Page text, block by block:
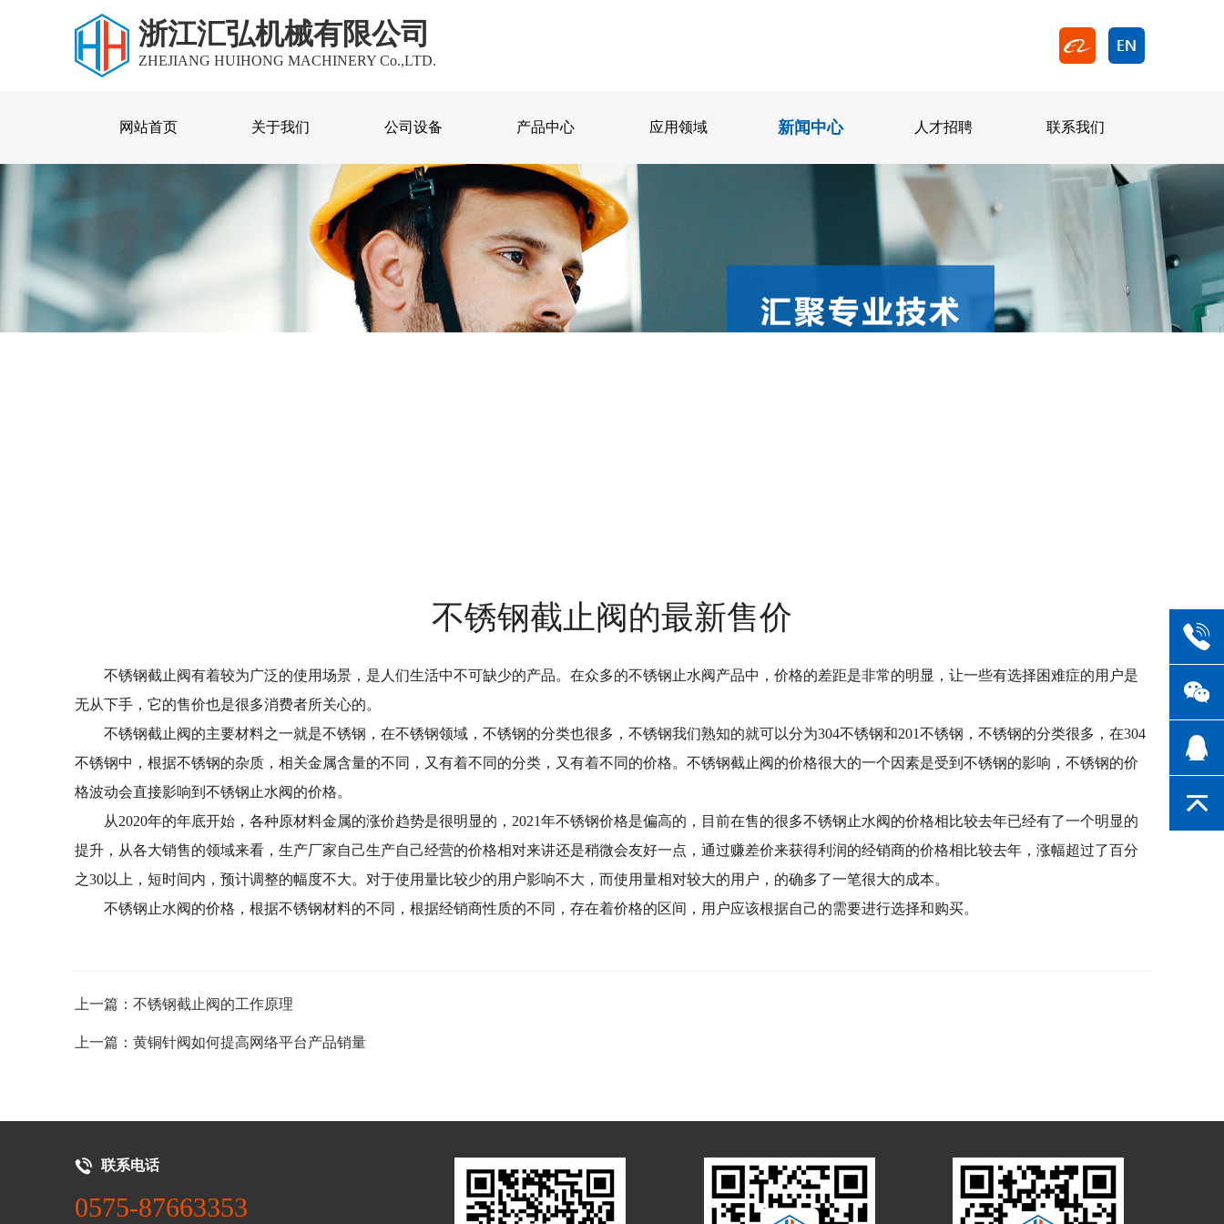
浙江汇弘机械有限公司
ZHEJIANG HUIHONG MACHINERY Co.,LTD.
网站首页 关于我们 公司设备 产品中心 应用领域 新闻中心 人才招聘 联系我们
不锈钢截止阀的最新售价
不锈钢截止阀有着较为广泛的使用场景，是人们生活中不可缺少的产品。在众多的不锈钢止水阀产品中，价格的差距是非常的明显，让一些有选择困难症的用户是
无从下手，它的售价也是很多消费者所关心的。
不锈钢截止阀的主要材料之一就是不锈钢，在不锈钢领域，不锈钢的分类也很多，不锈钢我们熟知的就可以分为304不锈钢和201不锈钢，不锈钢的分类很多，在304
不锈钢中，根据不锈钢的杂质，相关金属含量的不同，又有着不同的分类，又有着不同的价格。不锈钢截止阀的价格很大的一个因素是受到不锈钢的影响，不锈钢的价
格波动会直接影响到不锈钢止水阀的价格。
从2020年的年底开始，各种原材料金属的涨价趋势是很明显的，2021年不锈钢价格是偏高的，目前在售的很多不锈钢止水阀的价格相比较去年已经有了一个明显的
提升，从各大销售的领域来看，生产厂家自己生产自己经营的价格相对来讲还是稍微会友好一点，通过赚差价来获得利润的经销商的价格相比较去年，涨幅超过了百分
之30以上，短时间内，预计调整的幅度不大。对于使用量比较少的用户影响不大，而使用量相对较大的用户，的确多了一笔很大的成本。
不锈钢止水阀的价格，根据不锈钢材料的不同，根据经销商性质的不同，存在着价格的区间，用户应该根据自己的需要进行选择和购买。
上一篇：不锈钢截止阀的工作原理
上一篇：黄铜针阀如何提高网络平台产品销量
联系电话
0575-87663353